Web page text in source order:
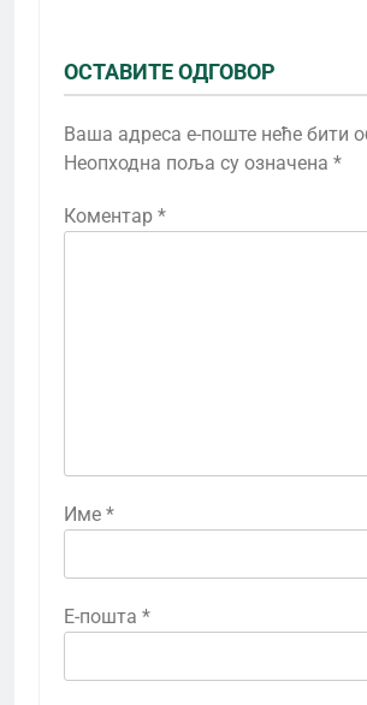
ОСТАВИТЕ ОДГОВОР
Ваша адреса е-поште неће бити
Неопходна поља су означена *
Коментар *
Име *
Е-пошта *